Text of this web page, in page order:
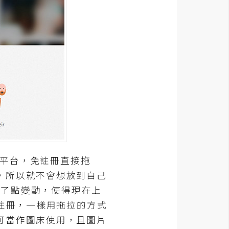
，免註冊直接拖
所以就不會想放到自己
點變動，使得現在上
，一樣用拖拉的方式
作圖床使用，且圖片